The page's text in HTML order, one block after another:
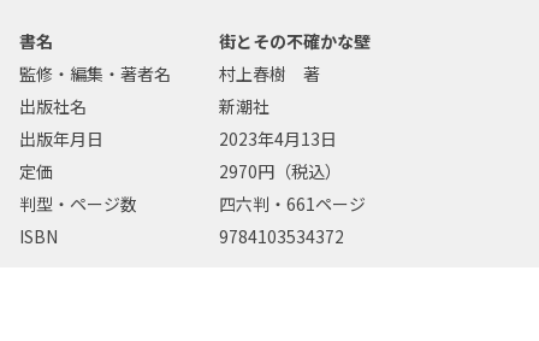
書名
街とその不確かな壁
監修・編集・著者名
村上春樹 著
出版社名
新潮社
出版年月日
2023年4月13日
定価
2970円（税込）
判型・ページ数
四六判・661ページ
ISBN
9784103534372